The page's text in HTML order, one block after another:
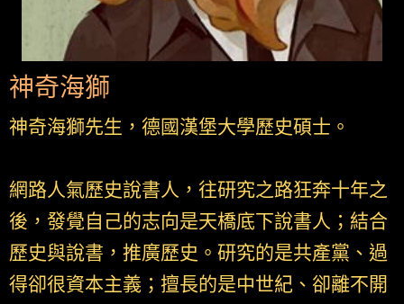
神奇海獅
神奇海獅先生，德國漢堡大學歷史碩士。
網路人氣歷史說書人，往研究之路狂奔十年之
後，發覺自己的志向是天橋底下說書人；結合
歷史與說書，推廣歷史。研究的是共產黨、過
得卻很資本主義；擅長的是中世紀、卻離不開